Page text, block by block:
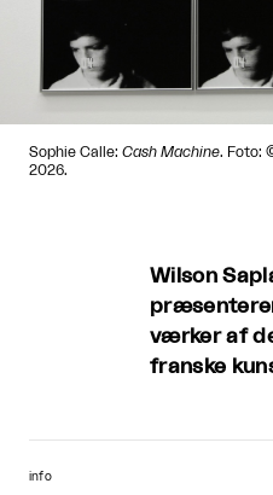
Sophie Calle: Cash Machine. Foto:
2026.
Wilson
værker af
franske
info